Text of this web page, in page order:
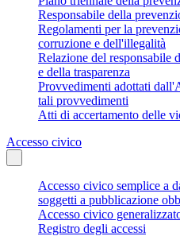
Responsabile della
Regolamenti per la
corruzione e dell'illegalità
Relazione del responsabile
e della trasparenza
Provvedimenti adottati
tali provvedimenti
Atti di accertamento delle
Accesso civico
Accesso civico semplice a
soggetti a pubblicazione
Accesso civico
Registro degli accessi